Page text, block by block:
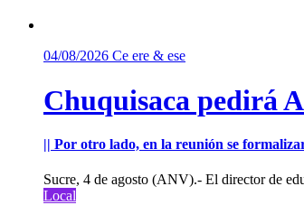
04/08/2026 Ce ere & ese
Chuquisaca pedirá
|| Por otro lado, en la reunión se
Sucre, 4 de agosto (ANV).- El director de
Local